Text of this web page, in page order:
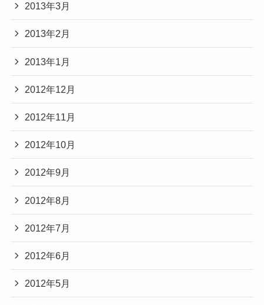
2013年3月
2013年2月
2013年1月
2012年12月
2012年11月
2012年10月
2012年9月
2012年8月
2012年7月
2012年6月
2012年5月